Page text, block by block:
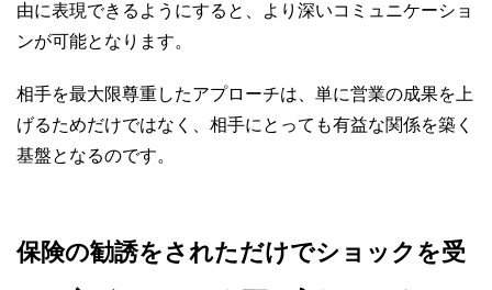
由に表現できるようにすると、より深いコミュニケーショ
ンが可能となります。
相手を最大限尊重したアプローチは、単に営業の成果を上
げるためだけではなく、相手にとっても有益な関係を築く
基盤となるのです。
保険の勧誘をされただけでショックを受